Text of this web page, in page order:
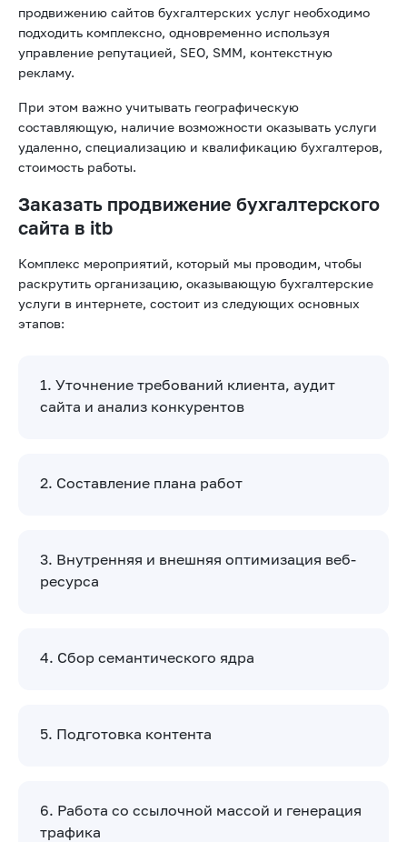
продвижению сайтов бухгалтерских услуг необходимо
подходить комплексно, одновременно используя
управление репутацией, SEO, SMM, контекстную
рекламу.
При этом важно учитывать географическую
составляющую, наличие возможности оказывать услуги
удаленно, специализацию и квалификацию бухгалтеров,
стоимость работы.
Заказать продвижение бухгалтерского
сайта в itb
Комплекс мероприятий, который мы проводим, чтобы
раскрутить организацию, оказывающую бухгалтерские
услуги в интернете, состоит из следующих основных
этапов:
1. Уточнение требований клиента, аудит
сайта и анализ конкурентов
2. Составление плана работ
3. Внутренняя и внешняя оптимизация веб-
ресурса
4. Сбор семантического ядра
5. Подготовка контента
6. Работа со ссылочной массой и генерация
трафика